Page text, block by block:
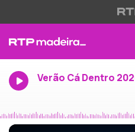
Verão Cá Dentro